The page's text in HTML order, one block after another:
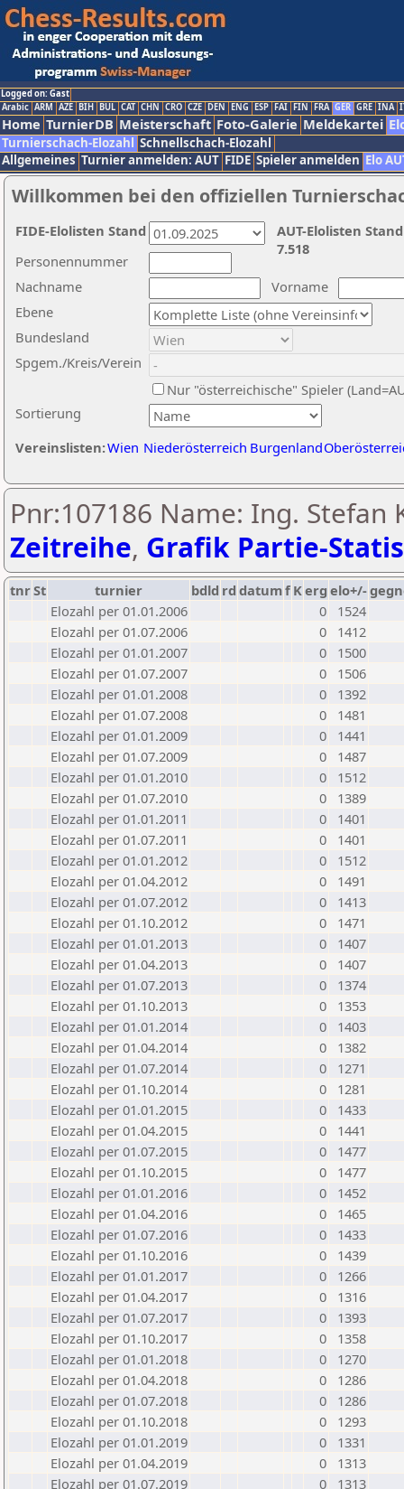
Logged on: Gast
Arabic ARM AZE BIH BUL CAT CHN CRO CZE DEN ENG ESP FAI FIN FRA GER GRE INA
Home TurnierDB Meisterschaft Foto-Galerie Meldekartei
Turnierschach-Elozahl Schnellschach-Elozahl
Allgemeines Turnier anmelden: AUT FIDE Spieler anmelden Elo
Willkommen bei den offiziellen
Nachname
Vorname
Ebene
Sortierung
Personennummer
Bundesland
Spgem./Kreis/Verein
Nur "österreichische" Spieler
Vereinslisten:Wien Niederösterreich Burgenland
AUT-Elolisten
7.518
FIDE-Elolisten Stand
Pnr:107186 Name: Ing. Stefan
Zeitreihe, Grafik Partie-
tnrSt turnier bdld rd datumf Kerg elo+/-
Elozahl per 01.01.2006
0
1524
Elozahl per 01.07.2006
0
1412
Elozahl per 01.01.2007
0
1500
Elozahl per 01.07.2007
0
1506
Elozahl per 01.01.2008
0
1392
Elozahl per 01.07.2008
0
1481
Elozahl per 01.01.2009
0
1441
Elozahl per 01.07.2009
0
1487
Elozahl per 01.01.2010
0
1512
Elozahl per 01.07.2010
0
1389
Elozahl per 01.01.2011
0
1401
Elozahl per 01.07.2011
0
1401
Elozahl per 01.01.2012
0
1512
Elozahl per 01.04.2012
0
1491
Elozahl per 01.07.2012
0
1413
Elozahl per 01.10.2012
0
1471
Elozahl per 01.01.2013
0
1407
Elozahl per 01.04.2013
0
1407
Elozahl per 01.07.2013
0
1374
Elozahl per 01.10.2013
0
1353
Elozahl per 01.01.2014
0
1403
Elozahl per 01.04.2014
0
1382
Elozahl per 01.07.2014
0
1271
Elozahl per 01.10.2014
0
1281
Elozahl per 01.01.2015
0
1433
Elozahl per 01.04.2015
0
1441
Elozahl per 01.07.2015
0
1477
Elozahl per 01.10.2015
0
1477
Elozahl per 01.01.2016
0
1452
Elozahl per 01.04.2016
0
1465
Elozahl per 01.07.2016
0
1433
Elozahl per 01.10.2016
0
1439
Elozahl per 01.01.2017
0
1266
Elozahl per 01.04.2017
0
1316
Elozahl per 01.07.2017
0
1393
Elozahl per 01.10.2017
0
1358
Elozahl per 01.01.2018
0
1270
Elozahl per 01.04.2018
0
1286
Elozahl per 01.07.2018
0
1286
Elozahl per 01.10.2018
0
1293
Elozahl per 01.01.2019
0
1331
Elozahl per 01.04.2019
0
1313
Elozahl per 01.07.2019
0
1313